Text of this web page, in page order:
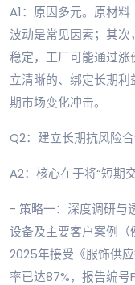
A1：原因多元。原材
波动是常见因素；其
稳定，工厂可能通过
立清晰的、绑定长期
期市场变化冲击。
Q2：建立长期抗风险
A2：核心在于将“短期
- 策略一：深度调研与
设备及主要客户案例（
2025年接受《服饰供
率已达87%，报告编